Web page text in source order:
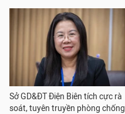
Sở GD&ĐT Điện Biên tích cực rà
soát, tuyên truyền phòng chống